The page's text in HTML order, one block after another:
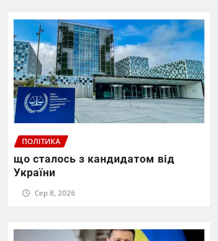
ПОЛІТИКА
що сталось з кандидатом від
України
Сер 8, 2026